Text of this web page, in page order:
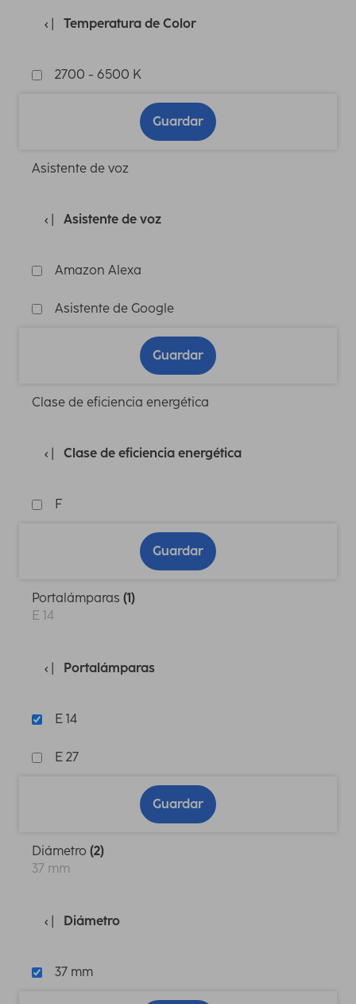
Temperatura de Color
2700 - 6500 K
Guardar
Asistente de voz
Asistente de voz
Amazon Alexa
Asistente de Google
Guardar
Clase de eficiencia energética
Clase de eficiencia energética
F
Guardar
Portalámparas (1)
E 14
Portalámparas
E 14
E 27
Guardar
Diámetro (2)
37 mm
Diámetro
37 mm